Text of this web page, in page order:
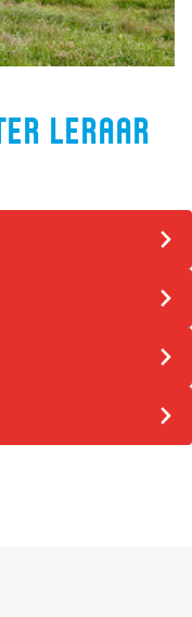
Leraar